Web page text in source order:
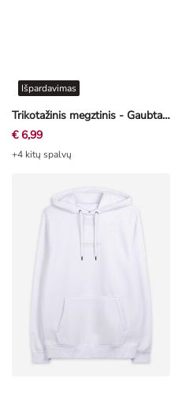
Trikotažinis megztinis - Gaubtas - tamsiai žalia
Išpardavimas
€ 6,99
+4 kitų spalvų